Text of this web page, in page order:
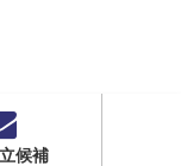
候補